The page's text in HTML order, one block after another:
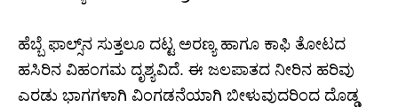
ಹೆಬ್ಬೆ ಫಾಲ್ಸ್‌ನ ಸುತ್ತಲೂ ದಟ್ಟ ಅರಣ್ಯ ಹಾಗೂ ಕಾಫಿ ತೋಟದ
ಹಸಿರಿನ ವಿಹಂಗಮ ದೃಶ್ಯವಿದೆ. ಈ ಜಲಪಾತದ ನೀರಿನ ಹರಿವು
ಎರಡು ಭಾಗಗಳಾಗಿ ವಿಂಗಡನೆಯಾಗಿ ಬೀಳುವುದರಿಂದ ದೊಡ್ಡ